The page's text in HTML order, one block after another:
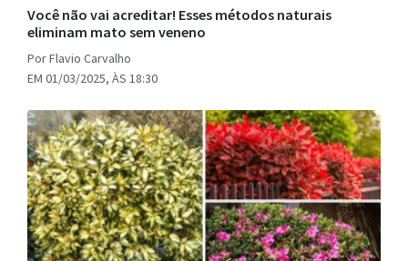
Você não vai acreditar! Esses métodos naturais
eliminam mato sem veneno
Por Flavio Carvalho
EM 01/03/2025, ÀS 18:30